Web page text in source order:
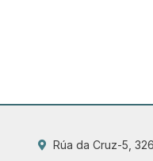
Rúa da Cruz-5,